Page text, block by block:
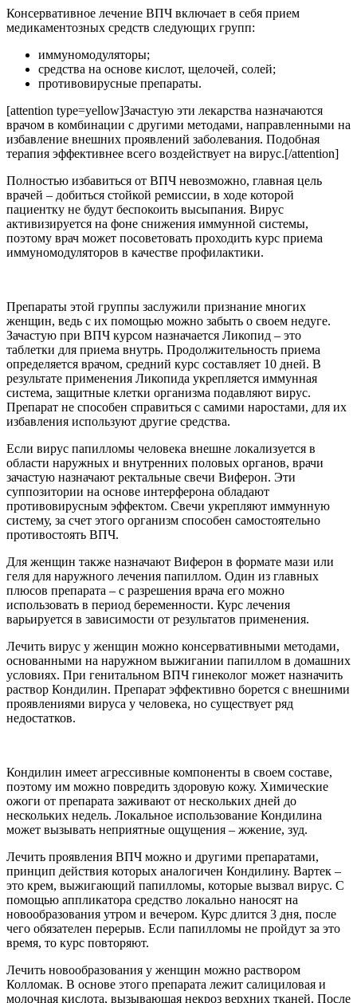
Консервативное лечение ВПЧ включает в себя прием
медикаментозных средств следующих групп:
иммуномодуляторы;
средства на основе кислот, щелочей, солей;
противовирусные препараты.
[attention type=yellow]Зачастую эти лекарства назначаются
врачом в комбинации с другими методами, направленными на
избавление внешних проявлений заболевания. Подобная
терапия эффективнее всего воздействует на вирус.[/attention]
Полностью избавиться от ВПЧ невозможно, главная цель
врачей – добиться стойкой ремиссии, в ходе которой
пациентку не будут беспокоить высыпания. Вирус
активизируется на фоне снижения иммунной системы,
поэтому врач может посоветовать проходить курс приема
иммуномодуляторов в качестве профилактики.
Препараты этой группы заслужили признание многих
женщин, ведь с их помощью можно забыть о своем недуге.
Зачастую при ВПЧ курсом назначается Ликопид – это
таблетки для приема внутрь. Продолжительность приема
определяется врачом, средний курс составляет 10 дней. В
результате применения Ликопида укрепляется иммунная
система, защитные клетки организма подавляют вирус.
Препарат не способен справиться с самими наростами, для их
избавления используют другие средства.
Если вирус папилломы человека внешне локализуется в
области наружных и внутренних половых органов, врачи
зачастую назначают ректальные свечи Виферон. Эти
суппозитории на основе интерферона обладают
противовирусным эффектом. Свечи укрепляют иммунную
систему, за счет этого организм способен самостоятельно
противостоять ВПЧ.
Для женщин также назначают Виферон в формате мази или
геля для наружного лечения папиллом. Один из главных
плюсов препарата – с разрешения врача его можно
использовать в период беременности. Курс лечения
варьируется в зависимости от результатов применения.
Лечить вирус у женщин можно консервативными методами,
основанными на наружном выжигании папиллом в домашних
условиях. При генитальном ВПЧ гинеколог может назначить
раствор Кондилин. Препарат эффективно борется с внешними
проявлениями вируса у человека, но существует ряд
недостатков.
Кондилин имеет агрессивные компоненты в своем составе,
поэтому им можно повредить здоровую кожу. Химические
ожоги от препарата заживают от нескольких дней до
нескольких недель. Локальное использование Кондилина
может вызывать неприятные ощущения – жжение, зуд.
Лечить проявления ВПЧ можно и другими препаратами,
принцип действия которых аналогичен Кондилину. Вартек –
это крем, выжигающий папилломы, которые вызвал вирус. С
помощью аппликатора средство локально наносят на
новообразования утром и вечером. Курс длится 3 дня, после
чего обязателен перерыв. Если папилломы не пройдут за это
время, то курс повторяют.
Лечить новообразования у женщин можно раствором
Колломак. В основе этого препарата лежит салициловая и
молочная кислота, вызывающая некроз верхних тканей. После